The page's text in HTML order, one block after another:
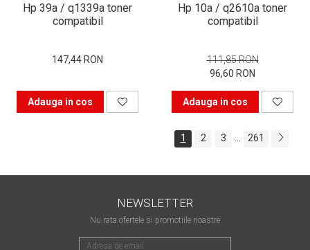
Hp 39a / q1339a toner
compatibil
147,44 RON
Adauga in cos
Hp 10a / q2610a toner
compatibil
111,85 RON
96,60 RON
Adauga in cos
1 2 3 261
NEWSLETTER
Nu rata ofertele si promotiile noastre